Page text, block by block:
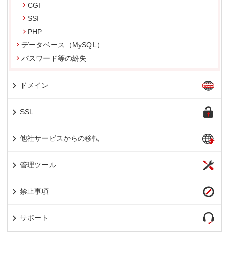
CGI
SSI
PHP
データベース（MySQL）
パスワード等の紛失
ドメイン
SSL
他社サービスからの移転
管理ツール
禁止事項
サポート